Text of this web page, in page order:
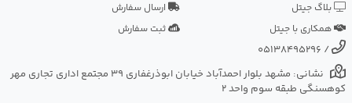
بلاگ جیتل
همکاری با جیتل
ارسال سفارش
ثبت سفارش
/
05138495296
نشانی: مشهد بلوار احمدآباد خیابان ابوذرغفاری 39 مجتمع اداری تجاری مهر
کوهسنگی طبقه سوم واحد 2